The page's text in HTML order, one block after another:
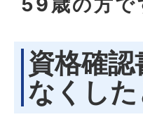
資格確
なくした